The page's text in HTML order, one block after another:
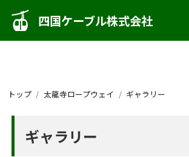
四国ケーブル株式会社
トップ 太龍寺ロープウェイ ギャラリー
ギャラリー